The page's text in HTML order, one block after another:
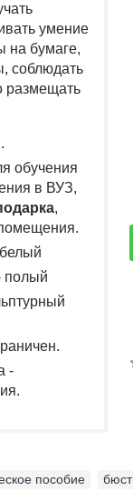
умение
на бумаге,
соблюдать
размещать
обучения
в ВУЗ,
,
полый
-
пособие бюст